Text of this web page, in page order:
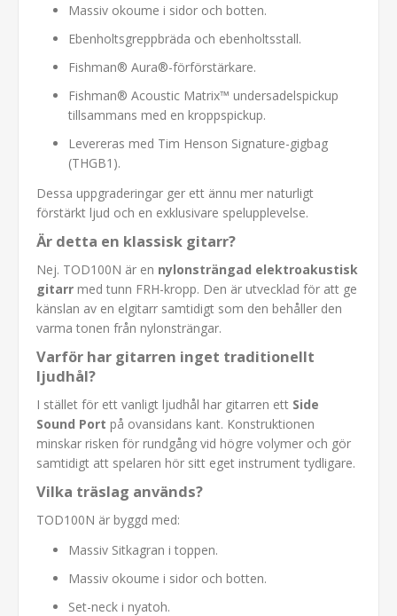
Massiv okoume i sidor och botten.
Ebenholtsgreppbräda och ebenholtsstall.
Fishman® Aura®-förförstärkare.
Fishman® Acoustic Matrix™ undersadelspickup
tillsammans med en kroppspickup.
Levereras med Tim Henson Signature-gigbag
(THGB1).
Dessa uppgraderingar ger ett ännu mer naturligt
förstärkt ljud och en exklusivare spelupplevelse.
Är detta en klassisk gitarr?
Nej. TOD100N är en nylonsträngad elektroakustisk
gitarr med tunn FRH-kropp. Den är utvecklad för att ge
känslan av en elgitarr samtidigt som den behåller den
varma tonen från nylonsträngar.
Varför har gitarren inget traditionellt
ljudhål?
I stället för ett vanligt ljudhål har gitarren ett Side
Sound Port på ovansidans kant. Konstruktionen
minskar risken för rundgång vid högre volymer och gör
samtidigt att spelaren hör sitt eget instrument tydligare.
Vilka träslag används?
TOD100N är byggd med:
Massiv Sitkagran i toppen.
Massiv okoume i sidor och botten.
Set-neck i nyatoh.